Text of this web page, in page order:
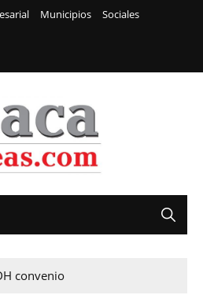
Municipios
Sociales
convenio